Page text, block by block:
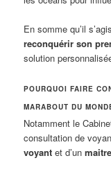
En somme qu’il
reconquérir son
solution
POURQUOI FAIRE
MARABOUT DU
Notamment le
consultation de
voyant et d’un